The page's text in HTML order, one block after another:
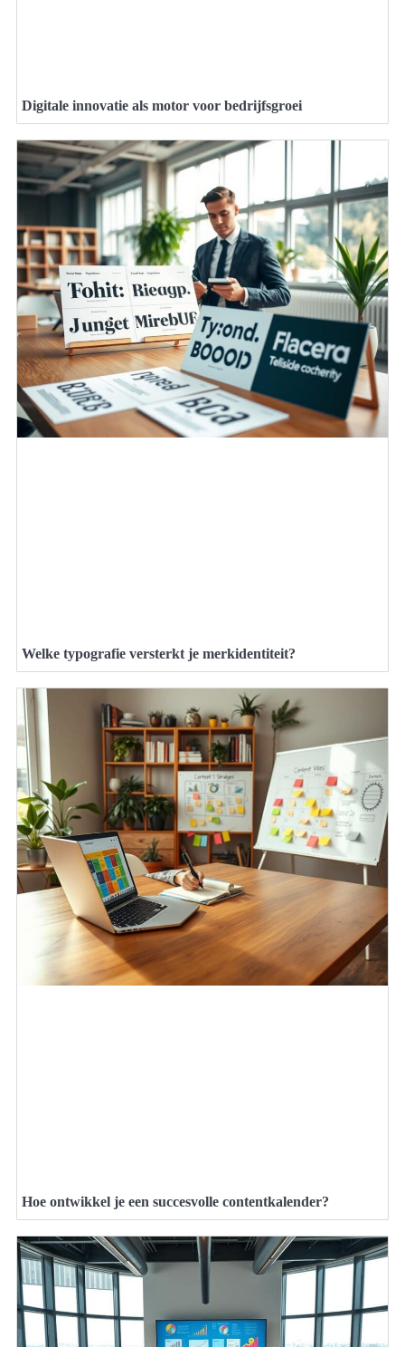
Digitale innovatie als motor voor bedrijfsgroei
Welke typografie versterkt je merkidentiteit?
Hoe ontwikkel je een succesvolle contentkalender?